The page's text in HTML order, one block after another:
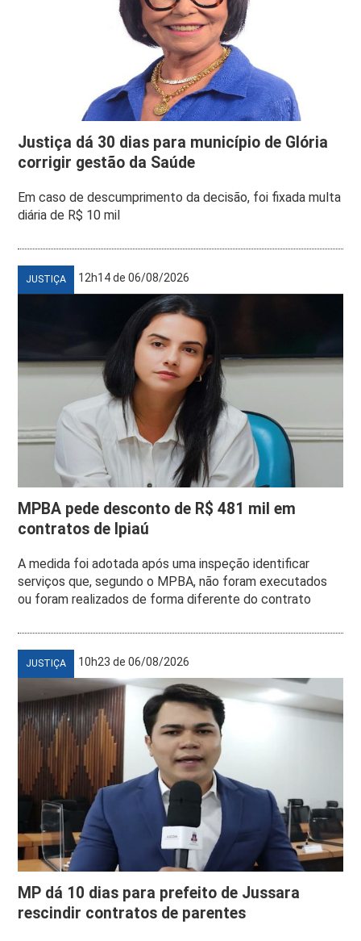
Justiça dá 30 dias para município de Glória
corrigir gestão da Saúde
Em caso de descumprimento da decisão, foi fixada multa
diária de R$ 10 mil
JUSTIÇA 12h14 de 06/08/2026
MPBA pede desconto de R$ 481 mil em
contratos de Ipiaú
A medida foi adotada após uma inspeção identificar
serviços que, segundo o MPBA, não foram executados
ou foram realizados de forma diferente do contrato
JUSTIÇA 10h23 de 06/08/2026
MP dá 10 dias para prefeito de Jussara
rescindir contratos de parentes